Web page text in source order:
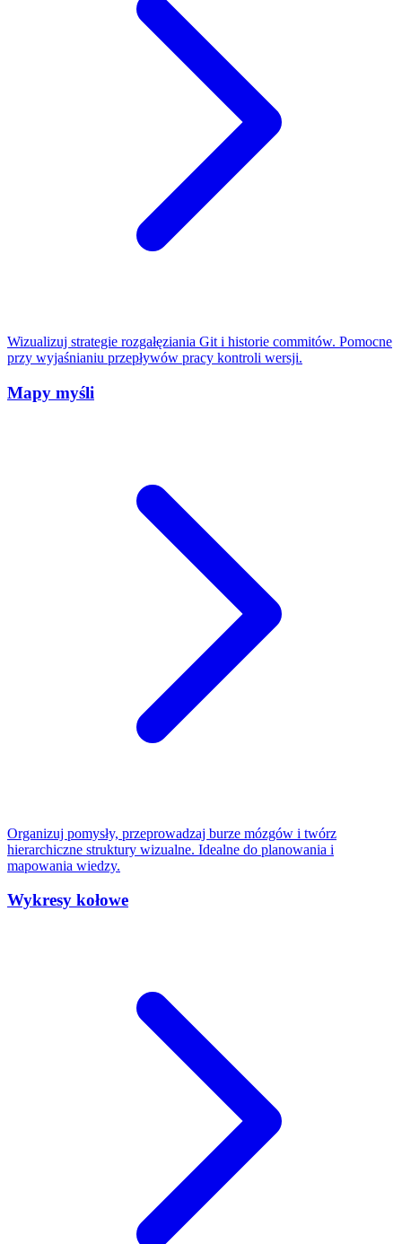
Wizualizuj strategie rozgałęziania Git i historie commitów. Pomocne
przy wyjaśnianiu przepływów pracy kontroli wersji.
Mapy myśli
Organizuj pomysły, przeprowadzaj burze mózgów i twórz
hierarchiczne struktury wizualne. Idealne do planowania i
mapowania wiedzy.
Wykresy kołowe